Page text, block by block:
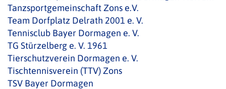
Tanzsportgemeinschaft Zons e.V.
Team Dorfplatz Delrath 2001 e. V.
Tennisclub Bayer Dormagen e. V.
TG Stürzelberg e. V. 1961
Tierschutzverein Dormagen e. V.
Tischtennisverein (TTV) Zons
TSV Bayer Dormagen